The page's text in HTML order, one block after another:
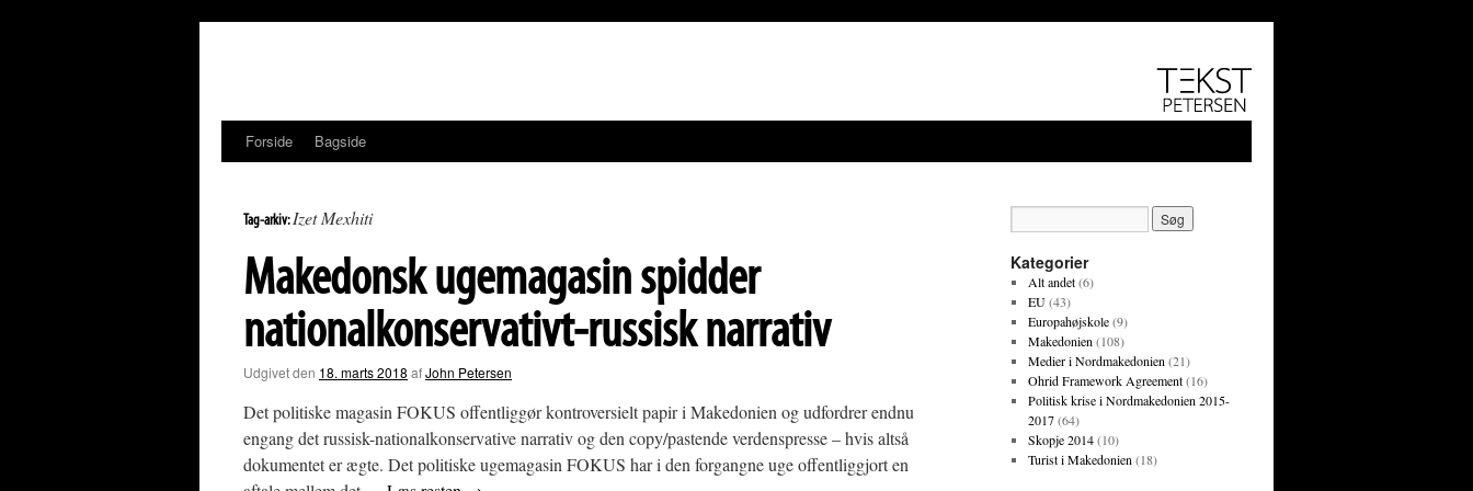
Forside Bagside
Tag-arkiv: Izet Mexhiti
Makedonsk ugemagasin spidder
nationalkonservativt-russisk narrativ
Udgivet den 18. marts 2018 afJohn Petersen
Det politiske magasin FOKUS offentliggør kontroversielt papir i Makedonien og udfordrer endnu
engang det russisk-nationalkonservative narrativ og den copy/pastende verdenspresse – hvis altså
dokumentet er ægte. Det politiske ugemagasin FOKUS har i den forgangne uge offentliggjort en
Kategorier
Alt andet(6)
EU(43)
Europahøjskole(9)
Makedonien (108)
Medier i Nordmakedonien (21)
Ohrid Framework Agreement(16)
Politisk krise i Nordmakedonien 2015-
2017(64)
Skopje 2014(10)
Turist i Makedonien (18)